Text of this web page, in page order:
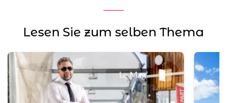
Lesen Sie zum selben Thema